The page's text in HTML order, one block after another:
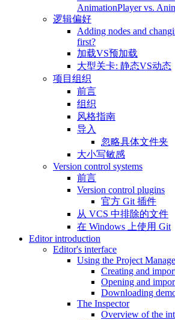
AnimationPlayer vs.
逻辑偏好
Adding nodes and
first?
加载VS预加载
大型关卡: 静态VS动态
项目组织
前言
组织
风格指南
导入
忽略具体文件夹
大小写敏感
Version control systems
前言
Version control plugins
官方 Git 插件
从 VCS 中排除的文件
在 Windows 上使用 Git
Editor introduction
Editor's interface
Using the Project
Creating and
Opening and
Downloading
The Inspector
Overview of the